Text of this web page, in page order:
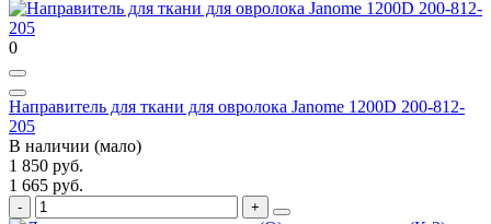
0
Направитель для ткани для овролока Janome 1200D 200-812-
205
В наличии (мало)
1 850 руб.
1 665 руб.